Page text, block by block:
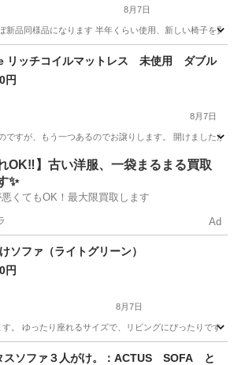
8月7日
新品同様品になります 半年くらい使用、新しい椅子を
椅子
リッチコイルマットレス 未使用 ダブル
円
8月7日
ですが、もう一つあるのでお譲りします。 開けました
寝具
OK‼️】古い洋服、一袋まるまる買取
✨
くてもOK！最大限買取します
Ad
ソファ（ライトグリーン）
円
8月7日
。 ゆったり座れるサイズで、リビングにぴったりです
駅 ソファ リビング
スソファ３人がけ。：ACTUS SOFA と